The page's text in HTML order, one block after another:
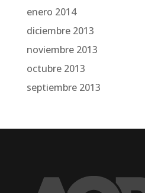
enero 2014
diciembre 2013
noviembre 2013
octubre 2013
septiembre 2013